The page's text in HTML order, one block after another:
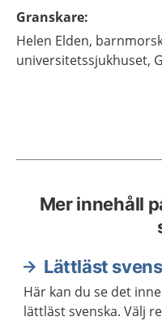
Granskare:
Helen Elden,
universitetssjukhuset,
Mer innehåll
Lättläst
Här kan du se det
lättläst svenska. Välj